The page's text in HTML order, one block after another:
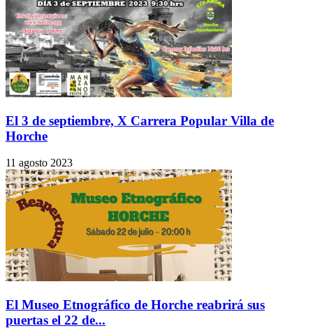
El 3 de septiembre, X Carrera Popular Villa de
Horche
11 agosto 2023
El Museo Etnográfico de Horche reabrirá sus
puertas el 22 de...